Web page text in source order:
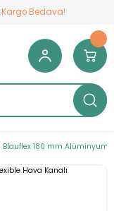
Kargo Bedava!
Blauflex 180 mm Alüminyum